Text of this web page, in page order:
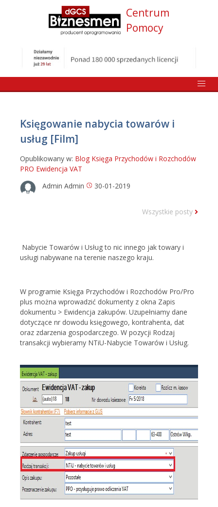
Centrum
Pomocy
Księgowanie nabycia towarów i
usług [Film]
Opublikowany w: Blog Księga Przychodów i Rozchodów
PRO Ewidencja VAT
Admin Admin
30-01-2019
Wszystkie posty
Nabycie Towarów i Usług to nic innego jak towary i
usługi nabywane na terenie naszego kraju.
W programie Księga Przychodów i Rozchodów Pro/Pro
plus można wprowadzić dokumenty z okna Zapis
dokumentu > Ewidencja zakupów. Uzupełniamy dane
dotyczące nr dowodu księgowego, kontrahenta, dat
oraz zdarzenia gospodarczego. W pozycji Rodzaj
transakcji wybieramy NTiU-Nabycie Towarów i Usług.